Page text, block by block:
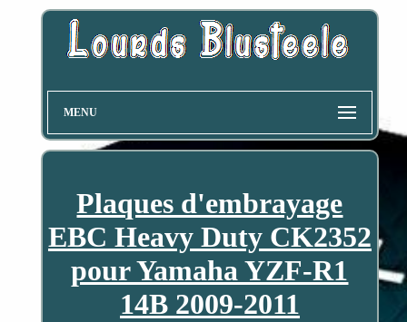
MENU
Plaques d'embrayage
EBC Heavy Duty CK2352
pour Yamaha YZF-R1
14B 2009-2011